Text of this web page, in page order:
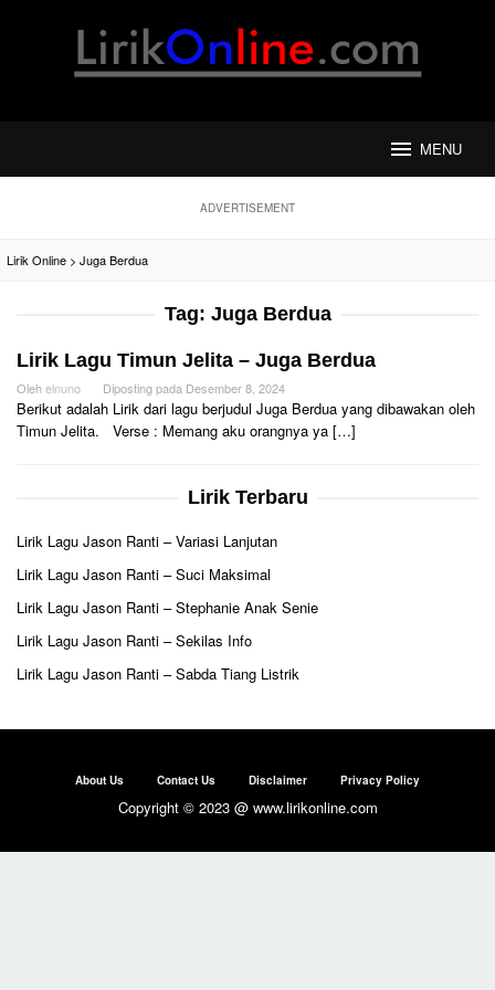
MENU
ADVERTISEMENT
Lirik Online > Juga Berdua
Tag: Juga Berdua
Lirik Lagu Timun Jelita – Juga Berdua
Olehelnuno Diposting pada Desember 8, 2024
Berikut adalah Lirik dari lagu berjudul Juga Berdua yang dibawakan oleh
Timun Jelita. Verse : Memang aku orangnya ya […]
Lirik Terbaru
Lirik Lagu Jason Ranti – Variasi Lanjutan
Lirik Lagu Jason Ranti – Suci Maksimal
Lirik Lagu Jason Ranti – Stephanie Anak Senie
Lirik Lagu Jason Ranti – Sekilas Info
Lirik Lagu Jason Ranti – Sabda Tiang Listrik
About Us Contact Us Disclaimer Privacy Policy
Copyright © 2023 @ www.lirikonline.com